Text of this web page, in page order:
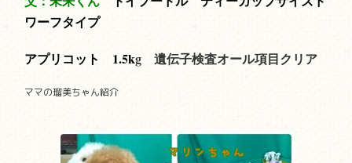
ワーフタイプ
アプリコット 1.5kg遺伝子検査オール項目クリア
ママの瑠美ちゃん紹介